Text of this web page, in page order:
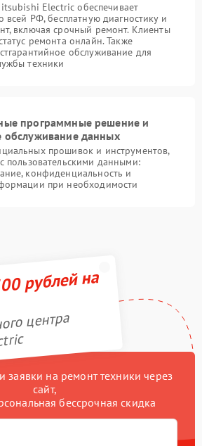
Electric обеспечивает
всей РФ, бесплатную диагностику и
включая срочный ремонт. Клиенты
ремонта онлайн. Также
обслуживание для
техники
программные решение и
обслуживание данных
прошивок и инструментов,
пользовательскими данными:
конфиденциальность и
при необходимости
рублей на
центра
на ремонт техники через
сайт,
бессрочная скидка